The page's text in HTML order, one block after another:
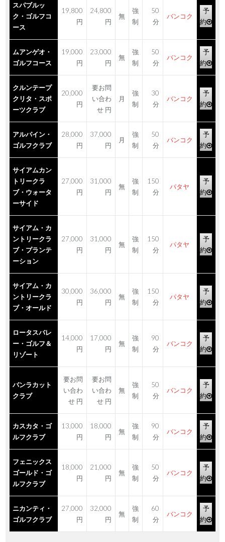
スパブルッ
ク・ゴルフコ
ース
19,800
円
24,800
円
無
強
制
50
分
バンコク
予
約
ムアンゲオ・
ゴルフコース
19,000
円
23,000
円
無
強
制
50
分
バンコク
予
約
クルンテープ
クリタ・スポ
ーツクラブ
20,000
円
要お問
い合わ
せ 円
月
強
制
30
分
バンコク
予
約
アルパイン・
ゴルフクラブ
28,000
円
37,000
円
月
強
制
50
分
バンコク
予
約
サイアムカン
トリークラ
ブ・ウォータ
ーサイド
27,000
円
31,000
円
無
強
制
150
分
パタヤ
予
約
サイアム・カ
ントリークラ
ブ・プランテ
ーション
27,000
円
31,000
円
無
強
制
150
分
パタヤ
予
約
サイアム・カ
ントリークラ
ブ・オールド
30,000
円
36,000
円
無
強
制
150
分
パタヤ
予
約
ロータスバレ
ー・ゴルフ＆
リゾート
14,000
円
17,000
円
無
強
制
90
分
バンコク
予
約
バンラカット
クラブ
要お問
い合わ
せ 円
要お問
い合わ
せ 円
無
強
制
50
分
バンコク
予
約
カスカタ・ゴ
ルフクラブ
13,000
円
18,000
円
無
強
制
90
分
バンコク
予
約
フェニックス
ゴールド・ゴ
ルフクラブ
18,000
円
21,000
円
無
強
制
50
分
バンコク
予
約
ニカンティ・
ゴルフクラブ
27,000
円
32,000
円
無
強
制
60
分
バンコク
予
約